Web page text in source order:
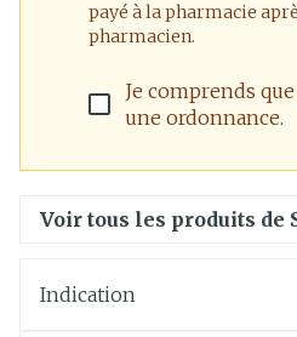
payé à la pharmacie
pharmacien.
Je comprends
une ordonnance.
Voir tous les produits de
Indication